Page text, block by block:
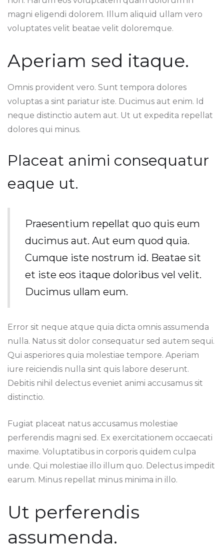
magni eligendi dolorem. Illum aliquid ullam vero
voluptates velit beatae velit doloremque.
Aperiam sed itaque.
Omnis provident vero. Sunt tempora dolores
voluptas a sint pariatur iste. Ducimus aut enim. Id
neque distinctio autem aut. Ut ut expedita repellat
dolores qui minus.
Placeat animi consequatur
eaque ut.
Praesentium repellat quo quis eum
ducimus aut. Aut eum quod quia.
Cumque iste nostrum id. Beatae sit
et iste eos itaque doloribus vel velit.
Ducimus ullam eum.
Error sit neque atque quia dicta omnis assumenda
nulla. Natus sit dolor consequatur sed autem sequi.
Qui asperiores quia molestiae tempore. Aperiam
iure reiciendis nulla sint quis labore deserunt.
Debitis nihil delectus eveniet animi accusamus sit
distinctio.
Fugiat placeat natus accusamus molestiae
perferendis magni sed. Ex exercitationem occaecati
maxime. Voluptatibus in corporis quidem culpa
unde. Qui molestiae illo illum quo. Delectus impedit
earum. Minus repellat minus minima in illo.
Ut perferendis
assumenda.